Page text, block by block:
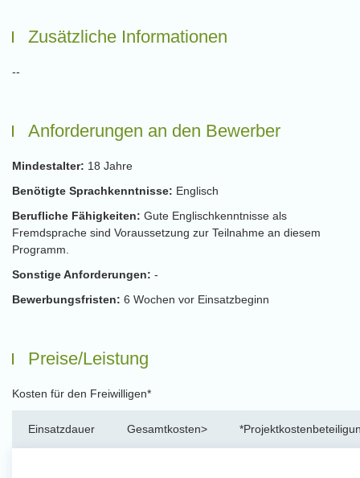
Zusätzliche Informationen
--
Anforderungen an den Bewerber
Mindestalter: 18 Jahre
Benötigte Sprachkenntnisse: Englisch
Berufliche Fähigkeiten: Gute Englischkenntnisse als
Fremdsprache sind Voraussetzung zur Teilnahme an diesem
Programm.
Sonstige Anforderungen: -
Bewerbungsfristen: 6 Wochen vor Einsatzbeginn
Preise/Leistung
Kosten für den Freiwilligen*
Einsatzdauer Gesamtkosten>